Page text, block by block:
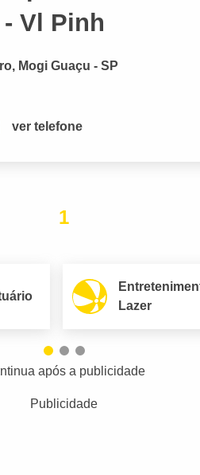
Vl Pinh
Mogi Guaçu - SP
ver telefone
1
Lazer
após a publicidade
Publicidade